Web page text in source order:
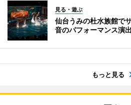
見る・遊ぶ
仙台うみの杜水族館で
音のパフォーマンス演
もっと見る